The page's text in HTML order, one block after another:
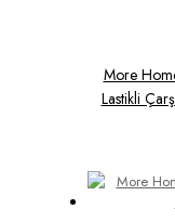
More
Lastikli